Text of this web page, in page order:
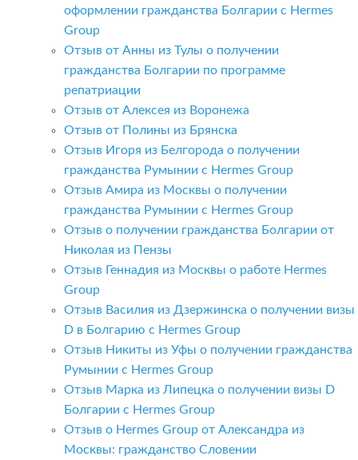
оформлении гражданства Болгарии с Hermes
Group
Отзыв от Анны из Тулы о получении
гражданства Болгарии по программе
репатриации
Отзыв от Алексея из Воронежа
Отзыв от Полины из Брянска
Отзыв Игоря из Белгорода о получении
гражданства Румынии с Hermes Group
Отзыв Амира из Москвы о получении
гражданства Румынии с Hermes Group
Отзыв о получении гражданства Болгарии от
Николая из Пензы
Отзыв Геннадия из Москвы о работе Hermes
Group
Отзыв Василия из Дзержинска о получении визы
D в Болгарию с Hermes Group
Отзыв Никиты из Уфы о получении гражданства
Румынии с Hermes Group
Отзыв Марка из Липецка о получении визы D
Болгарии с Hermes Group
Отзыв о Hermes Group от Александра из
Москвы: гражданство Словении